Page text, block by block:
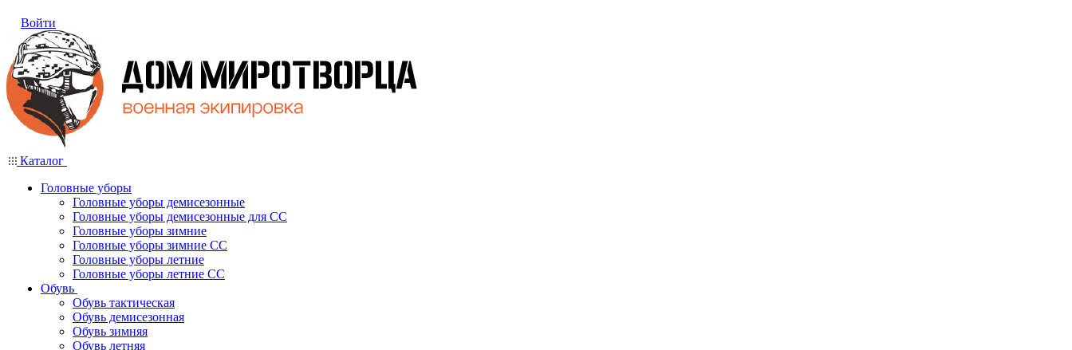
Войти
Каталог
Головные уборы
Головные уборы демисезонные
Головные уборы демисезонные для СС
Головные уборы зимние
Головные уборы зимние СС
Головные уборы летние
Головные уборы летние СС
Обувь
Обувь тактическая
Обувь демисезонная
Обувь зимняя
Обувь летняя